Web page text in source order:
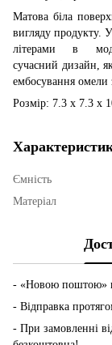
Матова біла
вигляду продукту.
літерами в
сучасний дизайн,
ембосування омели
Розмір: 7.3 x 7.3 x
Ємність
Матеріал
- «Новою поштою»
- Відправка
- При замовленні